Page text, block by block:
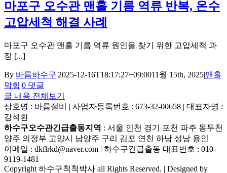
마포구 오수관 맨홀 기름 역류 반복, 온수
고압세척 해결 사례
마포구 오수관 맨홀 기름 역류 원인을 찾기 위한 고압세척 과
정 [...]
By 바름하수구|2025-12-16T18:17:27+09:0011월 15th, 2025|맨홀
막힘|0 댓글
글 내용 전체보기
상호명 : 바름설비 | 사업자등록번호 : 673-32-00658 | 대표자명 :
강석환
하수구오수관긴급출동지역 : 서울 인천 경기 포천 파주 동두천
양주 의정부 고양시 남양주 구리 김포 연천 하남 성남 용인
이메일 : dkflrkd@naver.com | 하수구긴급출동 대표번호 : 010-
9119-1481
Copyright 하수구척척박사 all Rights Reserved. | Designed by